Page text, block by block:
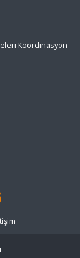
Koordinasyon